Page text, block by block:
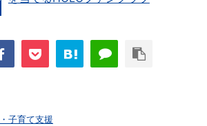
子育て支援